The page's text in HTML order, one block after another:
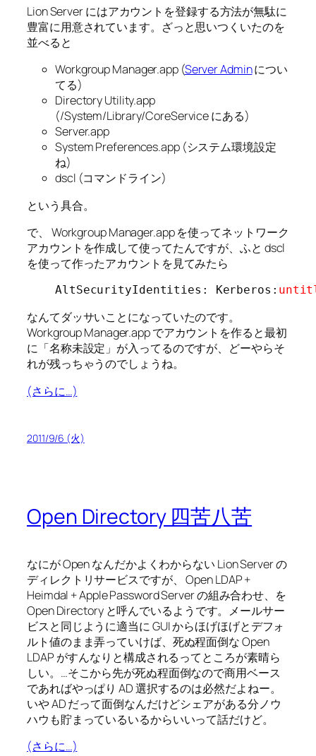
Lion Server にはアカウントを登録する方法が無駄に
豊富に用意されています。ざっと思いつくいたのを
並べると
Workgroup Manager.app (Server Adminについ
てる)
Directory Utility.app
(/System/Library/CoreService にある)
Server.app
System Preferences.app (システム環境設定
ね)
dscl (コマンドライン)
という具合。
で、 Workgroup Manager.app を使ってネットワーク
アカウントを作成して使ってたんですが、ふと dscl
を使って作ったアカウントを見てみたら
AltSecurityIdentities: Kerberos:
なんてダッサいことになっていたのです。
Workgroup Manager.app でアカウントを作ると最初
に「名称未設定」が入ってるのですが、どーやらそ
れが残っちゃうのでしょうね。
(さらに…)
2011/9/6 (火)
Open Directory 四苦八苦
なにが Open なんだかよくわからない Lion Server の
ディレクトリサービスですが、 Open LDAP +
Heimdal + Apple Password Server の組み合わせ、を
Open Directory と呼んでいるようです。メールサー
ビスと同じように適当に GUI からほげほげとデフォ
ルト値のまま弄っていけば、死ぬ程面倒な Open
LDAP がすんなりと構成されるってところが素晴ら
しい。…そこから先が死ぬ程面倒なので商用ベース
であればやっぱり AD 選択するのは必然だよねー。
いや AD だって面倒なんだけどシェアがある分ノウ
ハウも貯まっているいるからいいって話だけど。
(さらに…)